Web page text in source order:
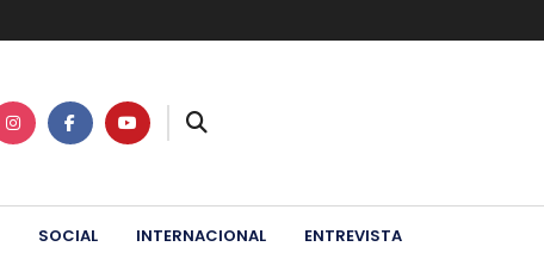
SOCIAL INTERNACIONAL ENTREVISTA